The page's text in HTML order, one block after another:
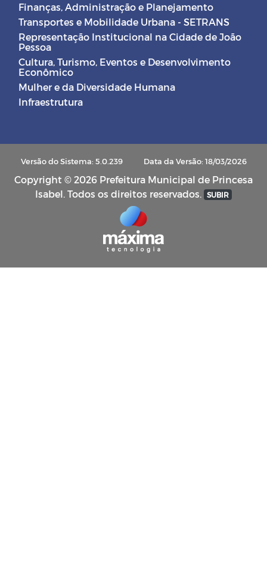
Finanças, Administração e Planejamento
Transportes e Mobilidade Urbana - SETRANS
Representação Institucional na Cidade de João
Pessoa
Cultura, Turismo, Eventos e Desenvolvimento
Econômico
Mulher e da Diversidade Humana
Infraestrutura
Versão do Sistema: 5.0.239 Data da Versão: 18/03/2026
Copyright © 2026 Prefeitura Municipal de Princesa
Isabel. Todos os direitos reservados. SUBIR